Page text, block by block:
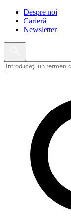
Despre noi
Carieră
Newsletter